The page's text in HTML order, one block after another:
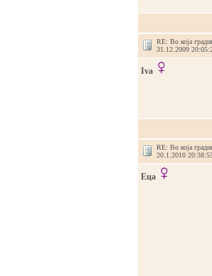
RE: Во која
31.12.2009
Iva
RE: Во која
20.1.2010
Еца